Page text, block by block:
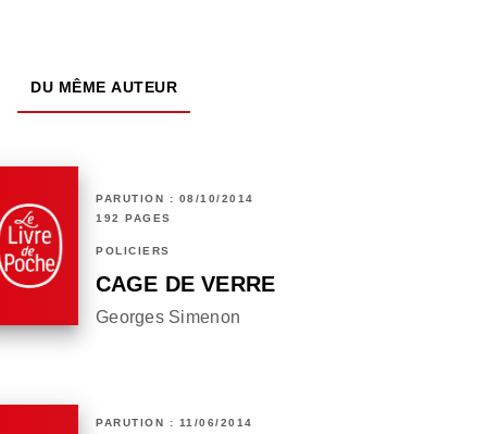
DU MÊME AUTEUR
PARUTION : 08/10/2014
192 PAGES
POLICIERS
CAGE DE VERRE
Georges Simenon
PARUTION : 11/06/2014